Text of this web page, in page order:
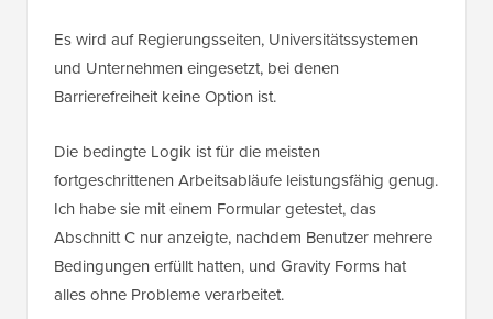
Es wird auf Regierungsseiten, Universitätssystemen
und Unternehmen eingesetzt, bei denen
Barrierefreiheit keine Option ist.
Die bedingte Logik ist für die meisten
fortgeschrittenen Arbeitsabläufe leistungsfähig genug.
Ich habe sie mit einem Formular getestet, das
Abschnitt C nur anzeigte, nachdem Benutzer mehrere
Bedingungen erfüllt hatten, und Gravity Forms hat
alles ohne Probleme verarbeitet.